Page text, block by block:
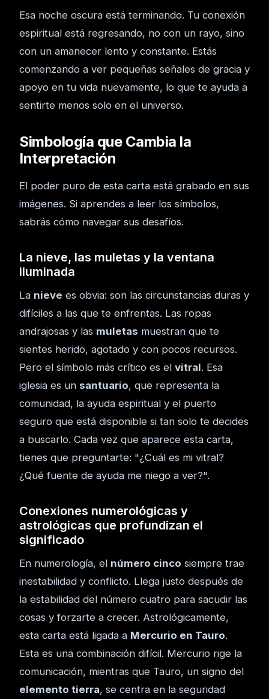
Esa noche oscura está terminando. Tu conexión
espiritual está regresando, no con un rayo, sino
con un amanecer lento y constante. Estás
comenzando a ver pequeñas señales de gracia y
apoyo en tu vida nuevamente, lo que te ayuda a
sentirte menos solo en el universo.
Simbología que Cambia la
Interpretación
El poder puro de esta carta está grabado en sus
imágenes. Si aprendes a leer los símbolos,
sabrás cómo navegar sus desafíos.
La nieve, las muletas y la ventana
iluminada
La nieve es obvia: son las circunstancias duras y
difíciles a las que te enfrentas. Las ropas
andrajosas y las muletas muestran que te
sientes herido, agotado y con pocos recursos.
Pero el símbolo más crítico es el vitral. Esa
iglesia es un santuario, que representa la
comunidad, la ayuda espiritual y el puerto
seguro que está disponible si tan solo te decides
a buscarlo. Cada vez que aparece esta carta,
tienes que preguntarte: "¿Cuál es mi vitral?
¿Qué fuente de ayuda me niego a ver?".
Conexiones numerológicas y
astrológicas que profundizan el
significado
En numerología, el número cinco siempre trae
inestabilidad y conflicto. Llega justo después de
la estabilidad del número cuatro para sacudir las
cosas y forzarte a crecer. Astrológicamente,
esta carta está ligada a Mercurio en Tauro.
Esta es una combinación difícil. Mercurio rige la
comunicación, mientras que Tauro, un signo del
elemento tierra, se centra en la seguridad